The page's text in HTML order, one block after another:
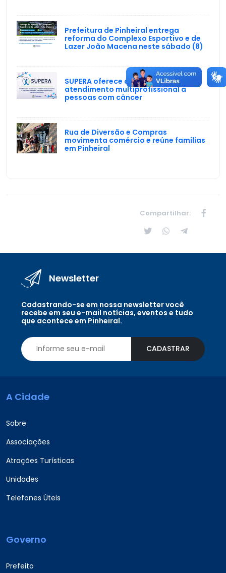
Prefeitura de Pinheiral entrega
reforma do Complexo Esportivo e de
Lazer João Macena neste sábado (8)
SUPERA oferece acolhimento e
atendimento multiprofissional a
pessoas com câncer
Rua de Diversão e Compras
movimenta comércio e reúne famílias
em Pinheiral
Compartilhar:
Newsletter
Cadastrando-se em nossa newsletter você
recebe em seu e-mail notícias, eventos e tudo
que acontece em Pinheiral.
CADASTRAR
A Cidade
Sobre
Associações
Atrações Turísticas
Unidades
Telefones Úteis
Governo
Prefeito